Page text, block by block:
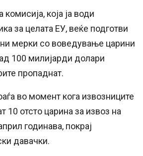
која ја води
за целата ЕУ, веќе подготви
мерки со воведување царини
100 милијарди долари
пропаднат.
во момент кога извозниците
10 отсто царина за извоз на
годинава, покрај
давачки.